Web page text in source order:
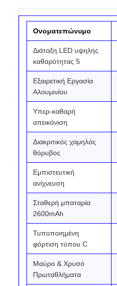
Ονοματεπώνυμο
Διάταξη LED υψηλής
καθαρότητας 5
Εξαιρετική Εργασία
Αλουμινίου
Υπερ-καθαρή
απεικόνιση
Διακριτικός χαμηλός
θόρυβος
Εμπιστευτική
ανίχνευση
Σταθερή μπαταρία
2600mAh
Τυποποιημένη
φόρτιση τύπου C
Μαύρο & Χρυσό
Πρωταθλήματα